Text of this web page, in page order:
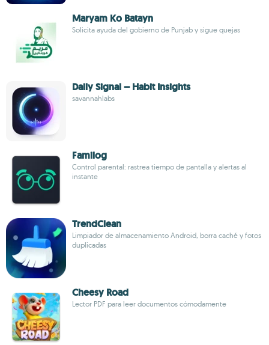
Maryam Ko Batayn
Solicita ayuda del gobierno de Punjab y sigue quejas
Daily Signal – Habit Insights
savannahlabs
Familog
Control parental: rastrea tiempo de pantalla y alertas al
instante
TrendClean
Limpiador de almacenamiento Android, borra caché y fotos
duplicadas
Cheesy Road
Lector PDF para leer documentos cómodamente